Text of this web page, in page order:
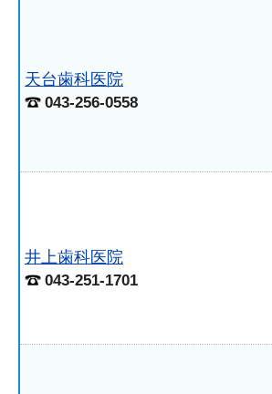
天台歯科医院
043-256-0558
井上歯科医院
043-251-1701